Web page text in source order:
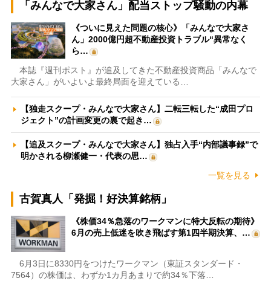
「みんなで大家さん」配当ストップ騒動の内幕
《ついに見えた問題の核心》「みんなで大家さ
ん」2000億円超不動産投資トラブル“異常なく
ら…
本誌『週刊ポスト』が追及してきた不動産投資商品「みんなで
大家さん」がいよいよ最終局面を迎えている…
【独走スクープ・みんなで大家さん】二転三転した“成田プロ
ジェクト”の計画変更の裏で起き…
【追及スクープ・みんなで大家さん】独占入手“内部議事録”で
明かされる柳瀬健一・代表の思…
一覧を見る
古賀真人「発掘！好決算銘柄」
《株価34％急落のワークマンに特大反転の期待》
6月の売上低迷を吹き飛ばす第1四半期決算、…
6月3日に8330円をつけたワークマン（東証スタンダード・
7564）の株価は、わずか1カ月あまりで約34％下落…